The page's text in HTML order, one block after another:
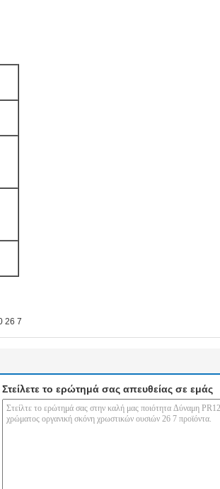
26 7
Στείλετε το ερώτημά σας απευθείας σε εμάς